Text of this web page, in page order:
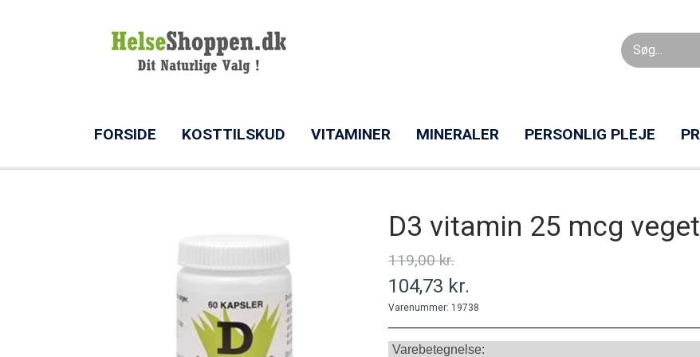
FORSIDE KOSTTILSKUD VITAMINER MINERALER PERSONLIG PLEJE
D3 vitamin 25 mcg
119,00 kr.
104,73 kr.
Varenummer: 19738
Varebetegnelse: